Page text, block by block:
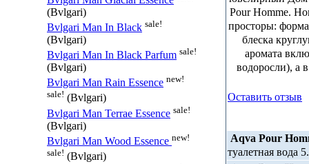
(Bvlgari)
Bvlgari Man In Black sale!
(Bvlgari)
Bvlgari Man In Black Parfum sale!
(Bvlgari)
Bvlgari Man Rain Essence new!
sale! (Bvlgari)
Bvlgari Man Terrae Essence sale!
(Bvlgari)
Bvlgari Man Wood Essence new!
sale! (Bvlgari)
Pour Homme.
просторы:
блеска
аромата
водоросли), а
Оставить отзыв
Aqva Pour
туалетная вода